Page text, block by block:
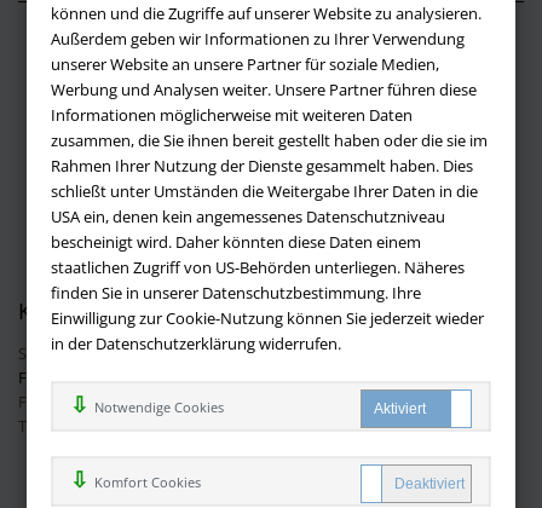
können und die Zugriffe auf unserer Website zu analysieren.
Außerdem geben wir Informationen zu Ihrer Verwendung
unserer Website an unsere Partner für soziale Medien,
Werbung und Analysen weiter. Unsere Partner führen diese
Informationen möglicherweise mit weiteren Daten
zusammen, die Sie ihnen bereit gestellt haben oder die sie im
Rahmen Ihrer Nutzung der Dienste gesammelt haben. Dies
schließt unter Umständen die Weitergabe Ihrer Daten in die
USA ein, denen kein angemessenes Datenschutzniveau
bescheinigt wird. Daher könnten diese Daten einem
staatlichen Zugriff von US-Behörden unterliegen. Näheres
finden Sie in unserer Datenschutzbestimmung. Ihre
Einwilligung zur Cookie-Nutzung können Sie jederzeit wieder
in der Datenschutzerklärung widerrufen.
Notwendige Cookies
Komfort Cookies
Über buchversandmimpf2000.de
Impressum
Versandbedingungen
Widerruf
Batteriehinweis
AGB
Datenschutz
Kontakt
Sie haben Fragen?Hier finden Sie Antworten auf häufig gestellte
Fragen.
Fragen per E-Mail:info@buchversandmimpf2000.de
Telefon: +49 (0)9209 20 23 188
Ihre Vorteile bei uns
Kostenloser Versand innerhalb Deutschlands